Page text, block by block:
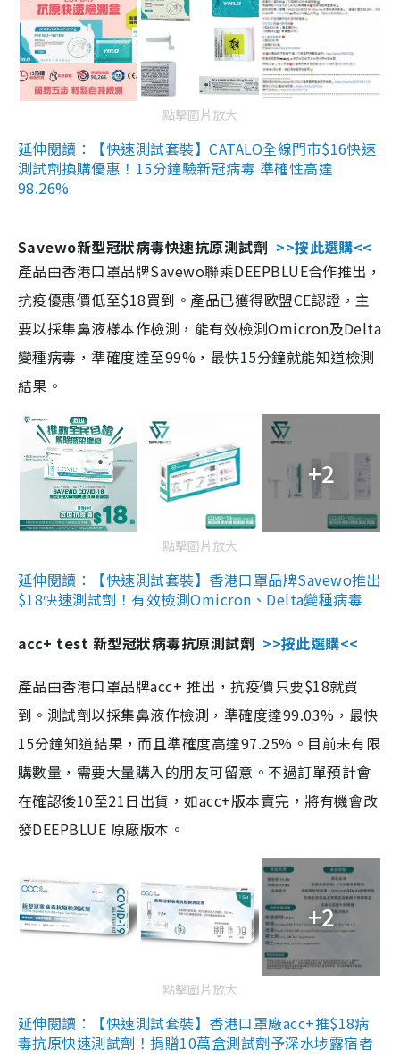
點擊圖片放大
延伸閱讀：【快速測試套裝】CATALO全線門市$16快速
測試劑換購優惠！15分鐘驗新冠病毒 準確性高達
98.26%
Savewo新型冠狀病毒快速抗原測試劑 >>按此選購<<
產品由香港口罩品牌Savewo聯乘DEEPBLUE合作推出，
抗疫優惠價低至$18買到。產品已獲得歐盟CE認證，主
要以採集鼻液樣本作檢測，能有效檢測Omicron及Delta
變種病毒，準確度達至99%，最快15分鐘就能知道檢測
結果。
+2
點擊圖片放大
延伸閱讀：【快速測試套裝】香港口罩品牌Savewo推出
$18快速測試劑！有效檢測Omicron、Delta變種病毒
acc+ test 新型冠狀病毒抗原測試劑 >>按此選購<<
產品由香港口罩品牌acc+ 推出，抗疫價只要$18就買
到。測試劑以採集鼻液作檢測，準確度達99.03%，最快
15分鐘知道結果，而且準確度高達97.25%。目前未有限
購數量，需要大量購入的朋友可留意。不過訂單預計會
在確認後10至21日出貨，如acc+版本賣完，將有機會改
發DEEPBLUE 原廠版本。
+2
點擊圖片放大
延伸閱讀：【快速測試套裝】香港口罩廠acc+推$18病
毒抗原快速測試劑！捐贈10萬盒測試劑予深水埗露宿者